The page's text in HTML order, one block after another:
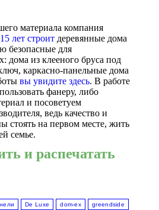
материала компания
лет строит деревянные дома
безопасные для
из клееного бруса под
каркасно-панельные дома
вы увидите здесь. В работе
фанеру, либо
и посоветуем
ведь качество и
стоять на первом месте, жить
семье.
и распечатать
De Luxe dom-ex greendside